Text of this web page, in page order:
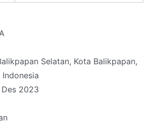
Selatan, Kota Balikpapan,
Indonesia
2023